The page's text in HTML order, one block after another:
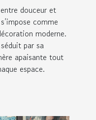
douceur et
comme
moderne.
par sa
apaisante tout
espace.